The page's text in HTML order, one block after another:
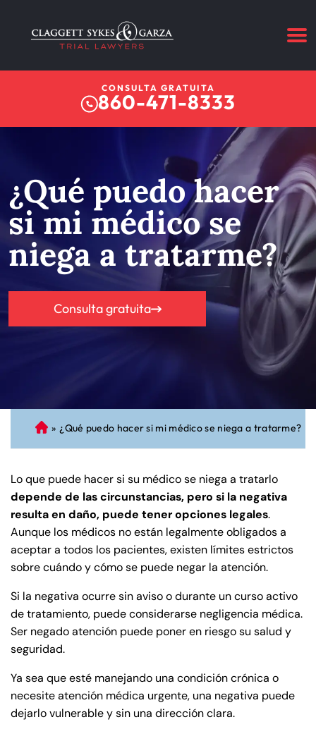
CONSULTA GRATUITA
860-471-8333
¿Qué puedo hacer
si mi médico se
niega a tratarme?
Consulta gratuita
A
bo
do
de
Pe
rs
on
al
de
on
ne
cti
» ¿Qué puedo hacer si mi médico se niega a tratarme?
Lo que puede hacer si su médico se niega a tratarlo
depende de las circunstancias, pero si la negativa
resulta en daño, puede tener opciones legales.
Aunque los médicos no están legalmente obligados a
aceptar a todos los pacientes, existen límites estrictos
sobre cuándo y cómo se puede negar la atención.
Si la negativa ocurre sin aviso o durante un curso activo
de tratamiento, puede considerarse negligencia médica.
Ser negado atención puede poner en riesgo su salud y
seguridad.
Ya sea que esté manejando una condición crónica o
necesite atención médica urgente, una negativa puede
dejarlo vulnerable y sin una dirección clara.